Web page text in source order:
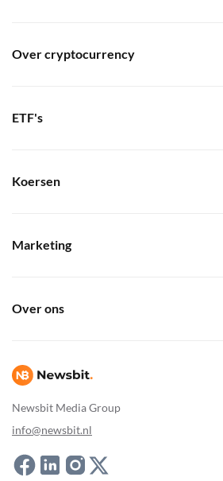
Newsbit Media Group
info@newsbit.nl
Over cryptocurrency
ETF's
Koersen
Marketing
Over ons